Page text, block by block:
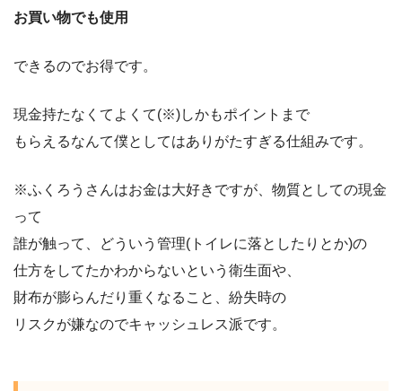
お買い物でも使用
できるのでお得です。
現金持たなくてよくて(※)しかもポイントまで
もらえるなんて僕としてはありがたすぎる仕組みです。
※ふくろうさんはお金は大好きですが、物質としての現金
って
誰が触って、どういう管理(トイレに落としたりとか)の
仕方をしてたかわからないという衛生面や、
財布が膨らんだり重くなること、紛失時の
リスクが嫌なのでキャッシュレス派です。